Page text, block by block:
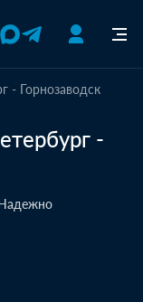
- Горнозаводск
-